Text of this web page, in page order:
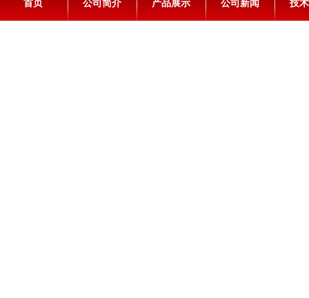
首页 公司简介 产品展示 公司新闻 技